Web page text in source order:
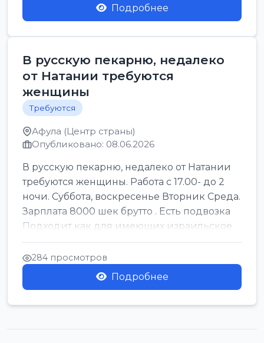
Подробнее
В русскую пекарню, недалеко
от Натании требуются
женщины
Требуются
Афула (Центр страны)
Опубликовано: 08.06.2026
В русскую пекарню, недалеко от Натании
требуются женщины. Работа с 17.00- до 2
ночи. Суббота, воскресенье Вторник Среда.
Зарплата 8000 шек брутто . Есть подвозка
Подходит как для имеющих израильское
г...
284 просмотров
Подробнее